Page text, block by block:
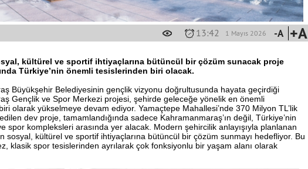
1 Mayıs 2026
13:42 -A +A
kültürel ve sportif ihtiyaçlarına bütüncül bir çözüm sunacak proje
Türkiye’nin önemli tesislerinden biri olacak.
Büyükşehir Belediyesinin gençlik vizyonu doğrultusunda hayata geçirdiği
Gençlik ve Spor Merkezi projesi, şehirde geleceğe yönelik en önemli
olarak yükselmeye devam ediyor. Yamaçtepe Mahallesi’nde 370 Milyon TL’lik
dev proje, tamamlandığında sadece Kahramanmaraş’ın değil, Türkiye’nin
spor kompleksleri arasında yer alacak. Modern şehircilik anlayışıyla planlanan
sosyal, kültürel ve sportif ihtiyaçlarına bütüncül bir çözüm sunmayı hedefliyor. Bu
klasik spor tesislerinden ayrılarak çok fonksiyonlu bir yaşam alanı olarak